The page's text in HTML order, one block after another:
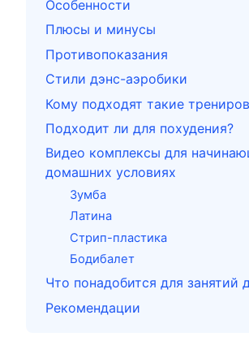
Особенности
Плюсы и минусы
Противопоказания
Стили дэнс-аэробики
Кому подходят такие
Подходит ли для похудения?
Видео комплексы для
домашних условиях
Зумба
Латина
Стрип-пластика
Бодибалет
Что понадобится для занятий
Рекомендации